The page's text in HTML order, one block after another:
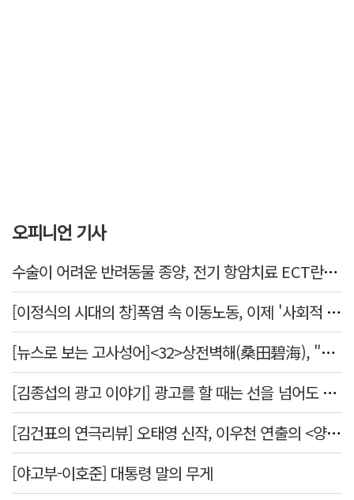
오피니언 기사
수술이 어려운 반려동물 종양, 전기 항암치료 ECT란? [반려동물 건강톡톡]
[이정식의 시대의 창]폭염 속 이동노동, 이제 '사회적 위험 관리'로 전환할 때
[뉴스로 보는 고사성어]<32>상전벽해(桑田碧海), "뽕나무밭이 푸른 바다가 되었다."
[김종섭의 광고 이야기] 광고를 할 때는 선을 넘어도 좋습니다.
[김건표의 연극리뷰] 오태영 신작, 이우천 연출의 <양은 양순하다>"국민을 온순한 양으로 길들이는 전체주의적 정치의 알레고리"
[야고부-이호준] 대통령 말의 무게